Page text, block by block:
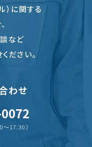
）に関する
など
ださい。
わせ
〜17:30）